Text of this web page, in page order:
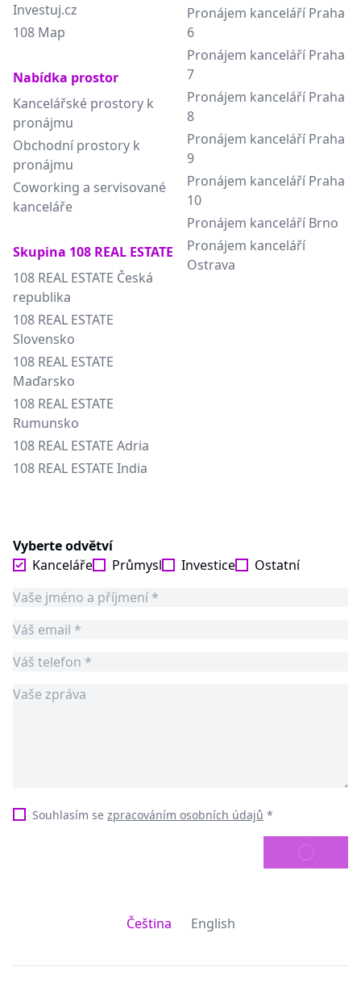
Investuj.cz
108 Map
Nabídka prostor
Kancelářské prostory k
pronájmu
Obchodní prostory k
pronájmu
Coworking a servisované
kanceláře
Skupina 108 REAL ESTATE
108 REAL ESTATE Česká
republika
108 REAL ESTATE
Slovensko
108 REAL ESTATE
Maďarsko
108 REAL ESTATE
Rumunsko
108 REAL ESTATE Adria
108 REAL ESTATE India
Pronájem kanceláří Praha
6
Pronájem kanceláří Praha
7
Pronájem kanceláří Praha
8
Pronájem kanceláří Praha
9
Pronájem kanceláří Praha
10
Pronájem kanceláří Brno
Pronájem kanceláří
Ostrava
Vyberte odvětví
Kanceláře
Průmysl Investice Ostatní
Souhlasím se zpracováním osobních údajů *
ODESLAT
Čeština English